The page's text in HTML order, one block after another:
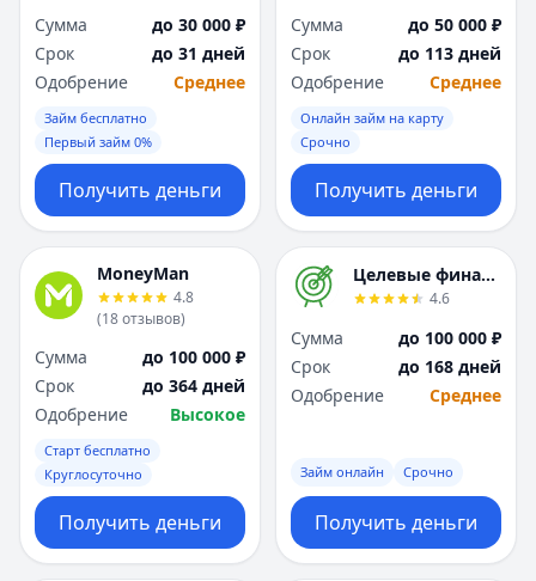
Ярославль
Вся Россия
Ярославль
Вся Россия
Сумма
до 30 000 ₽
Срок
до 31 дней
Одобрение
Среднее
Займ бесплатно
Первый займ 0%
Получить деньги
Сумма
до 50 000 ₽
Срок
до 113 дней
Одобрение
Среднее
Онлайн займ на карту
Срочно
Получить деньги
MoneyMan
4.8
(18отзывов)
Сумма
до 100 000 ₽
Срок
до 364 дней
Одобрение
Высокое
Старт бесплатно
Круглосуточно
Получить деньги
Целевые финансы
4.6
Сумма
до 100 000 ₽
Срок
до 168 дней
Одобрение
Среднее
Займ онлайн Срочно
Получить деньги